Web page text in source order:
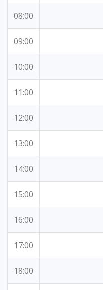
08:00
09:00
10:00
11:00
12:00
13:00
14:00
15:00
16:00
17:00
18:00